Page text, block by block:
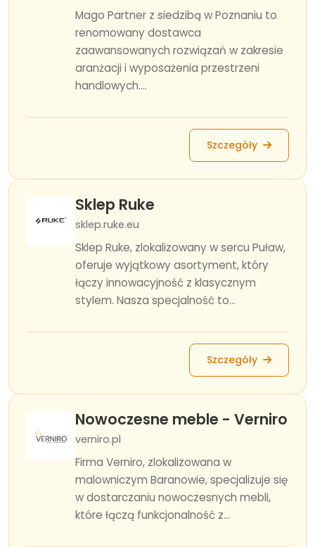
Mago Partner z siedzibą w Poznaniu to
renomowany dostawca
zaawansowanych rozwiązań w zakresie
aranżacji i wyposażenia przestrzeni
handlowych....
Szczegóły
Sklep Ruke
sklep.ruke.eu
Sklep Ruke, zlokalizowany w sercu Puław,
oferuje wyjątkowy asortyment, który
łączy innowacyjność z klasycznym
stylem. Nasza specjalność to...
Szczegóły
Nowoczesne meble - Verniro
verniro.pl
Firma Verniro, zlokalizowana w
malowniczym Baranowie, specjalizuje się
w dostarczaniu nowoczesnych mebli,
które łączą funkcjonalność z...